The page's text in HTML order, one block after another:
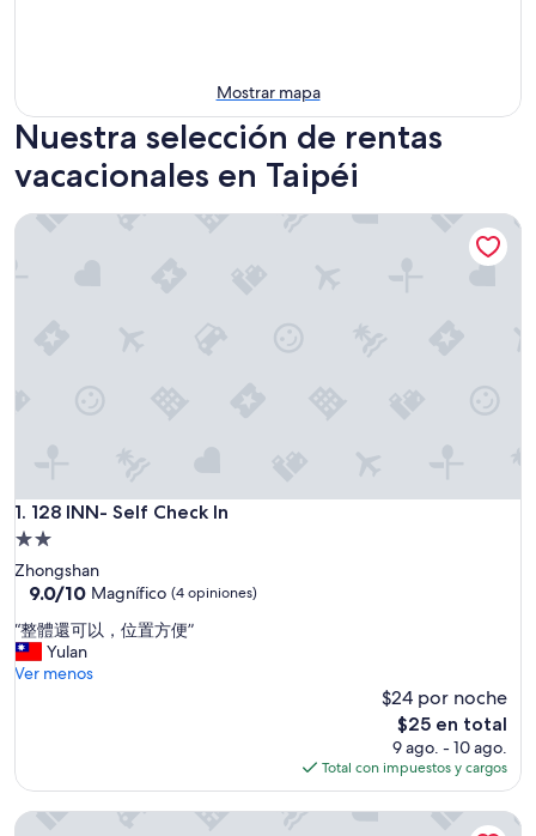
Mostrar mapa
Nuestra selección de rentas
vacacionales en Taipéi
1. 128 INN- Self Check In
128 INN- Self Check In
Propiedad
de
2.0
estrellas
Zhongshan
9.0
10,
Magnífico,
(4
9.0/10 Magnífico (4 opiniones)
“
整
體
位
方
“整體還可以，位置方便”
Yulan
Ver menos
$24 por noche
El
precio
actual
es
de
$25 en total
9 ago. - 10 ago.
Total con impuestos y cargos
128 INN- Self Check In
Gloria Residence